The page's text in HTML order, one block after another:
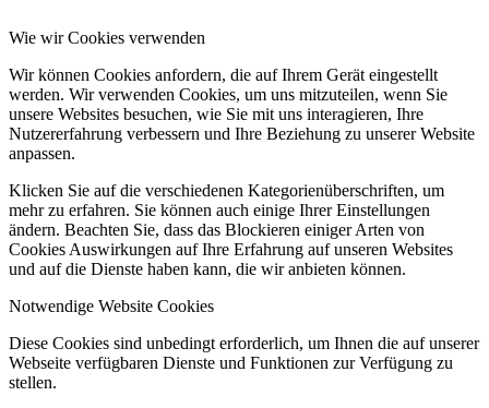
Wie wir Cookies verwenden
Wir können Cookies anfordern, die auf Ihrem Gerät eingestellt
werden. Wir verwenden Cookies, um uns mitzuteilen, wenn Sie
unsere Websites besuchen, wie Sie mit uns interagieren, Ihre
Nutzererfahrung verbessern und Ihre Beziehung zu unserer Website
anpassen.
Klicken Sie auf die verschiedenen Kategorienüberschriften, um
mehr zu erfahren. Sie können auch einige Ihrer Einstellungen
ändern. Beachten Sie, dass das Blockieren einiger Arten von
Cookies Auswirkungen auf Ihre Erfahrung auf unseren Websites
und auf die Dienste haben kann, die wir anbieten können.
Notwendige Website Cookies
Diese Cookies sind unbedingt erforderlich, um Ihnen die auf unserer
Webseite verfügbaren Dienste und Funktionen zur Verfügung zu
stellen.